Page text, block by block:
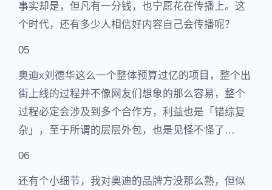
事实却是，但凡有一分钱，也宁愿花在传播上。这
个时代，还有多少人相信好内容自己会传播呢？
05
奥迪x刘德华这么一个整体预算过亿的项目，整个出
街上线的过程并不像网友们想象的那么容易，整个
过程必定会涉及到多个合作方，利益也是「错综复
杂」，至于所谓的层层外包，也是见怪不怪了…
06
还有个小细节，我对奥迪的品牌方没那么熟，但似